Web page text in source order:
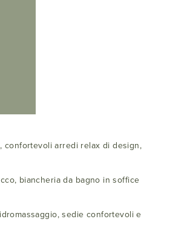
confortevoli arredi relax di design,
biancheria da bagno in soffice
sedie confortevoli e